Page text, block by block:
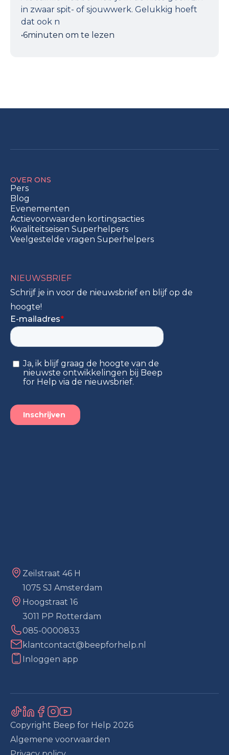
in zwaar spit- of sjouwwerk. Gelukkig hoeft
dat ook n
•6minuten om te lezen
OVER ONS
Pers
Blog
Evenementen
Actievoorwaarden kortingsacties
Kwaliteitseisen Superhelpers
Veelgestelde vragen Superhelpers
Zeilstraat 46 H
1075 SJ Amsterdam
Hoogstraat 16
3011 PP Rotterdam
085-0000833
klantcontact@beepforhelp.nl
Inloggen app
NIEUWSBRIEF
Schrijf je in voor de nieuwsbrief en blijf op de
hoogte!
Copyright Beep for Help 2026
Algemene voorwaarden